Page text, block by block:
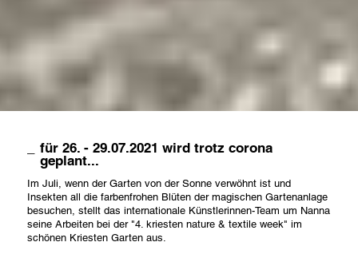
für 26. - 29.07.2021 wird trotz corona
geplant...
Im Juli, wenn der Garten von der Sonne verwöhnt ist und
Insekten all die farbenfrohen Blüten der magischen Gartenanlage
besuchen, stellt das internationale Künstlerinnen-Team um Nanna
seine Arbeiten bei der "4. kriesten nature & textile week" im
schönen Kriesten Garten aus.